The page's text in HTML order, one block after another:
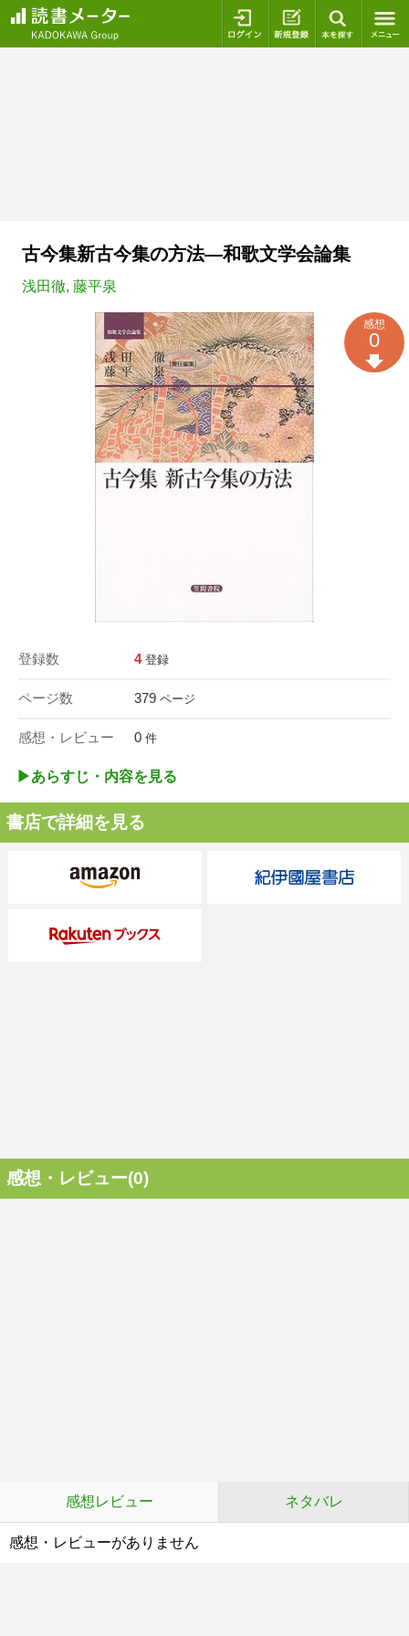
ログイン 新規登録
古今集新古今集の方法―和歌文学会論集
浅田徹, 藤平泉
登録数 4 登録
ページ数 379 ページ
感想・レビュー 0 件
感想
0
▶︎あらすじ・内容を見る
書店で詳細を見る
感想・レビュー(0)
感想レビュー ネタバレ
感想・レビューがありません